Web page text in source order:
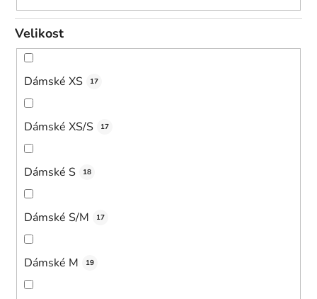
Velikost
Dámské XS 17
Dámské XS/S 17
Dámské S 18
Dámské S/M 17
Dámské M 19